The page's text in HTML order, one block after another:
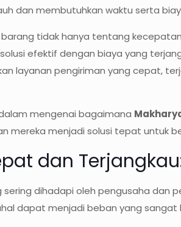
dan membutuhkan waktu serta
barang tidak hanya tentang
efektif dengan biaya yang
layanan pengiriman yang cepat,
mengenai bagaimana
mereka menjadi solusi tepat untuk
dan
dihadapi oleh pengusaha dan
dapat menjadi beban yang sangat